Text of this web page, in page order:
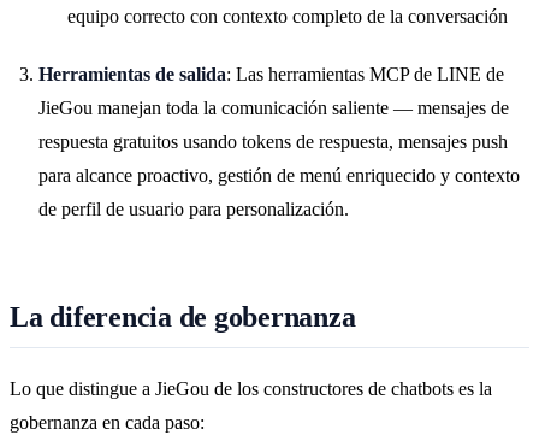
equipo correcto con contexto completo de la conversación
Herramientas de salida: Las herramientas MCP de LINE de
JieGou manejan toda la comunicación saliente — mensajes de
respuesta gratuitos usando tokens de respuesta, mensajes push
para alcance proactivo, gestión de menú enriquecido y contexto
de perfil de usuario para personalización.
La diferencia de gobernanza
Lo que distingue a JieGou de los constructores de chatbots es la
gobernanza en cada paso: